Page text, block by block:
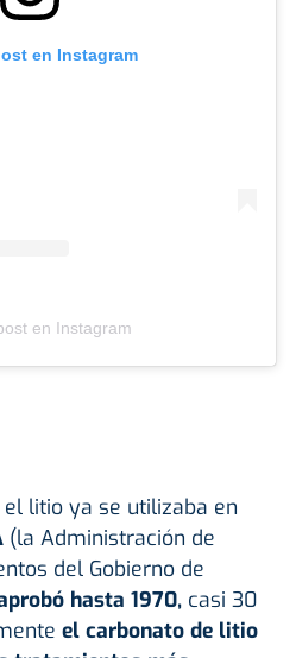
en Instagram
en Instagram
litio ya se utilizaba en
(la Administración de
del Gobierno de
hasta 1970, casi 30
el carbonato de litio